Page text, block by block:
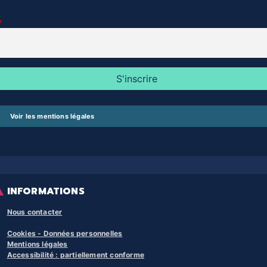
Voir les mentions légales
INFORMATIONS
Nous contacter
Cookies - Données personnelles
Mentions légales
Accessibilité : partiellement conforme